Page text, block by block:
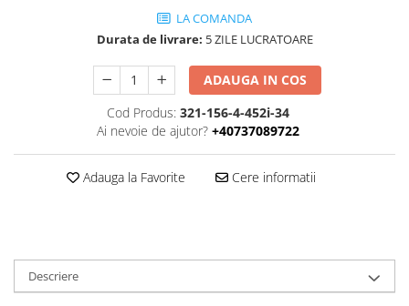
LA COMANDA
Durata de livrare: 5 ZILE LUCRATOARE
ADAUGA IN COS
Cod Produs: 321-156-4-452i-34
Ai nevoie de ajutor? +40737089722
Adauga la Favorite Cere informatii
Descriere